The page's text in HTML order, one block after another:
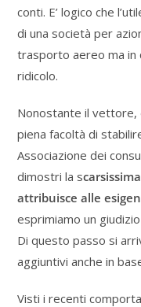
conti. E’ logico che
di una società per
trasporto aereo ma in
ridicolo.
Nonostante il vettore,
piena facoltà di
Associazione dei
dimostri la s
attribuisce alle
esprimiamo un
Di questo passo si
aggiuntivi anche in
Visti i recenti